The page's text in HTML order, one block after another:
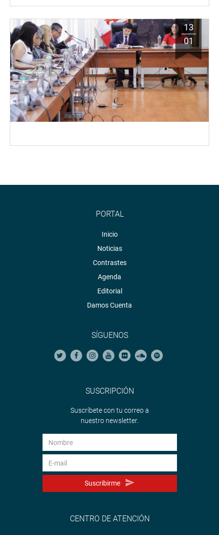
13
01
PORTAL
Inicio
Noticias
Contrastes
Agenda
Editorial
Damos Cuenta
SÍGUENOS
SUSCRIPCIÓN
Suscríbete con tu correo a
nuestro newsletter.
Suscribirme
CENTRO DE ATENCIÓN